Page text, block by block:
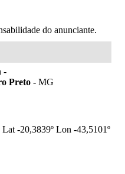
do anunciante.
-
Preto - MG
Lat -20,3839º Lon -43,5101º